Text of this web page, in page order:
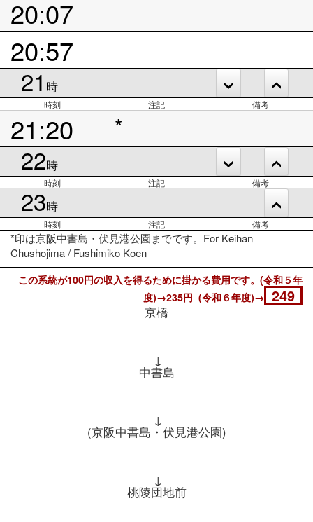
20:07
20:57
21 時
時刻 注記 備考
21:20 *
22時
時刻 注記 備考
23時
時刻 注記 備考
*印は京阪中書島・伏見港公園までです。For Keihan
Chushojima / Fushimiko Koen
この系統が100円の収入を得るために掛かる費用です。(令和５年
度)→235円 (令和６年度)→ 249
京橋
↓
中書島
↓
(京阪中書島・伏見港公園)
↓
桃陵団地前